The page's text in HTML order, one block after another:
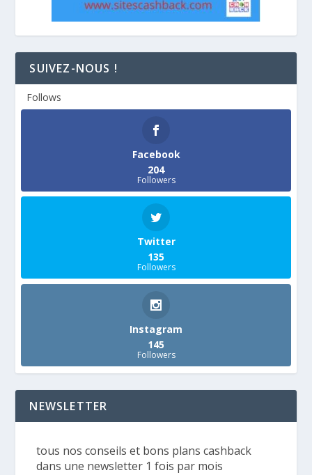
SUIVEZ-NOUS !
Follows
Facebook
204
Followers
Twitter
135
Followers
Instagram
145
Followers
NEWSLETTER
tous nos conseils et bons plans cashback
dans une newsletter 1 fois par mois